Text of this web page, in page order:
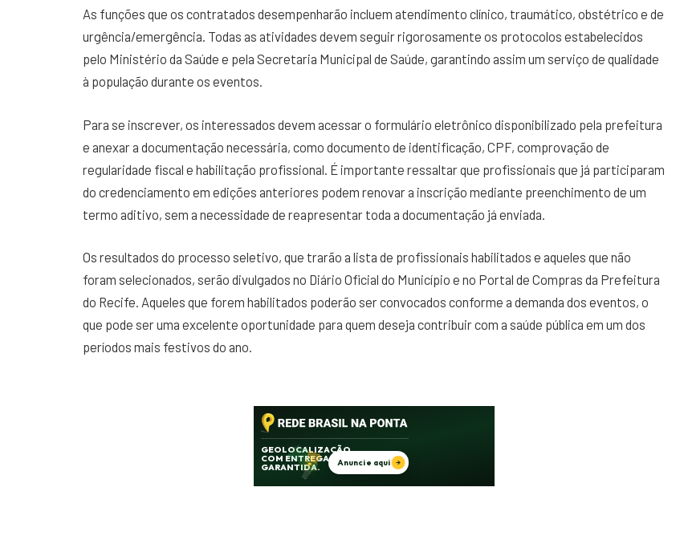
As funções que os contratados desempenharão incluem atendimento clínico, traumático, obstétrico e de
urgência/emergência. Todas as atividades devem seguir rigorosamente os protocolos estabelecidos
pelo Ministério da Saúde e pela Secretaria Municipal de Saúde, garantindo assim um serviço de qualidade
à população durante os eventos.
Para se inscrever, os interessados devem acessar o formulário eletrônico disponibilizado pela prefeitura
e anexar a documentação necessária, como documento de identificação, CPF, comprovação de
regularidade fiscal e habilitação profissional. É importante ressaltar que profissionais que já participaram
do credenciamento em edições anteriores podem renovar a inscrição mediante preenchimento de um
termo aditivo, sem a necessidade de reapresentar toda a documentação já enviada.
Os resultados do processo seletivo, que trarão a lista de profissionais habilitados e aqueles que não
foram selecionados, serão divulgados no Diário Oficial do Município e no Portal de Compras da Prefeitura
do Recife. Aqueles que forem habilitados poderão ser convocados conforme a demanda dos eventos, o
que pode ser uma excelente oportunidade para quem deseja contribuir com a saúde pública em um dos
períodos mais festivos do ano.